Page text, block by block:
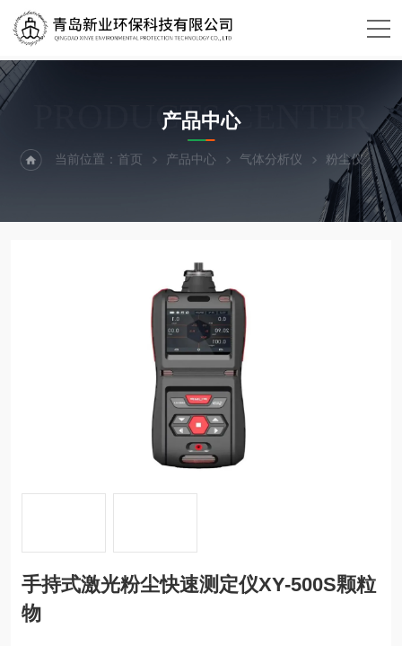
PRODUCTS CENTER
产品中心
当前位置：首页 产品中心 气体分析仪 粉尘仪 手
手持式激光粉尘快速测定仪XY-500S颗粒
物